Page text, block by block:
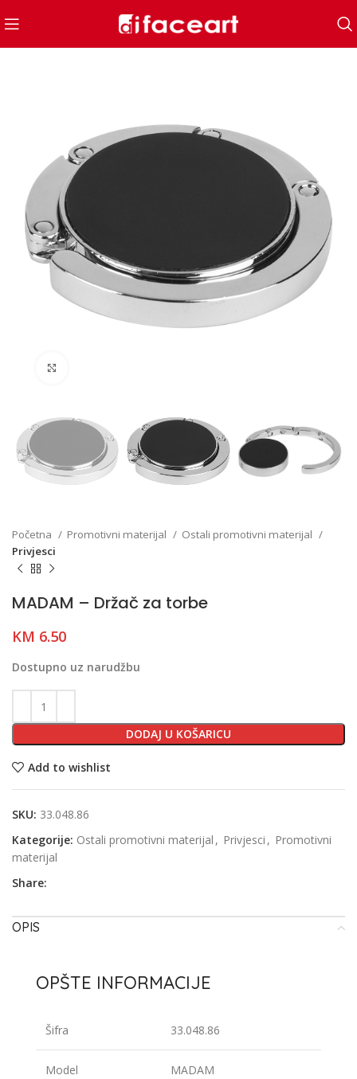
Početna Promotivni materijal
Ostali promotivni materijal
Privjesci
MADAM – Držač za torbe
KM 6.50
Dostupno uz narudžbu
DODAJ U KOŠARICU
Add to wishlist
SKU: 33.048.86
Kategorije: Ostali promotivni materijal , Privjesci , Promotivni
materijal
Share:
OPIS
OPŠTE INFORMACIJE
Šifra 33.048.86
Model MADAM